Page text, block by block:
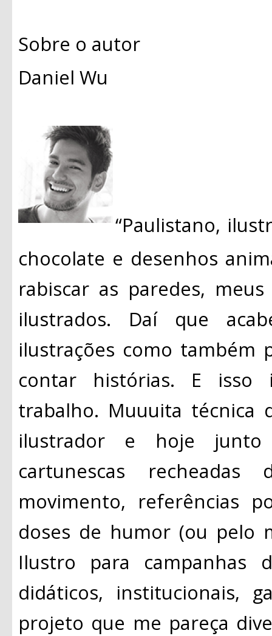
Sobre o autor
Daniel Wu
“Paulistano,
chocolate e desenhos
rabiscar as paredes,
ilustrados. Daí que
ilustrações como também
contar histórias. E isso
trabalho. Muuuita
ilustrador e hoje
cartunescas recheadas
movimento, referências
doses de humor (ou pelo
Ilustro para campanhas
didáticos, institucionais,
projeto que me pareça